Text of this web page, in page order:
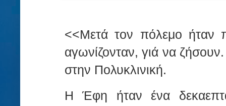
<<Μετά τον πόλεμο ήταν
αγωνίζονταν, γιά να
στην Πολυκλινική.
Η Έφη ήταν ένα